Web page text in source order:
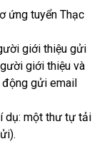
ứng tuyển Thạc
giới thiệu gửi
giới thiệu và
động gửi email
dụ: một thư tự tải